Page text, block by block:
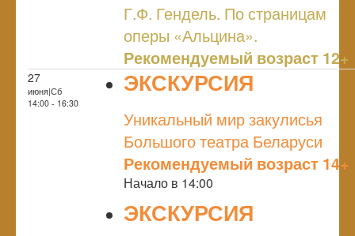
Г.Ф. Гендель. По страницам
оперы «Альцина».
Рекомендуемый возраст 12+
27
июня|Сб
14:00 - 16:30
ЭКСКУРСИЯ
Уникальный мир закулисья
Большого театра Беларуси
Рекомендуемый возраст 14+
Начало в 14:00
ЭКСКУРСИЯ